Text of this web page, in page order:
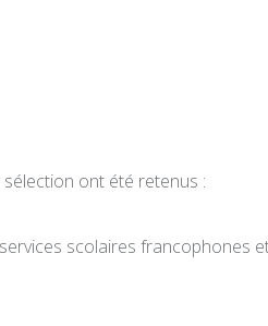
ont été retenus :
scolaires francophones